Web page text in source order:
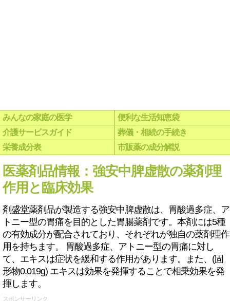
みんなの家庭の医学
便利な生活知恵袋
介護サービスガイド
葬儀・相続の手続き
栄養成分表
市販薬の成分解説
医薬剤品情報：強安中脾虚散の薬剤理
作用と臨床効果
剤盛堂薬剤品が製造する強安中脾虚散は、胃酸過多症、ア
トニー型の胃痛を目的とした胃腸薬剤です。本剤には5種
の有効成分が配合されており、それぞれが独自の薬剤理作
用を持ちます。 胃酸過多症、アトニー型の胃痛に対し
て、エキスは症状を緩和する作用があります。また、(固
形物0.019g) エキスは効果を発揮することで相乗効果を発
揮します。
スポンサーリンク